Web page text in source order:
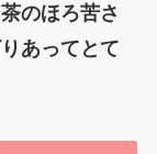
のほろ苦さ
あってとて